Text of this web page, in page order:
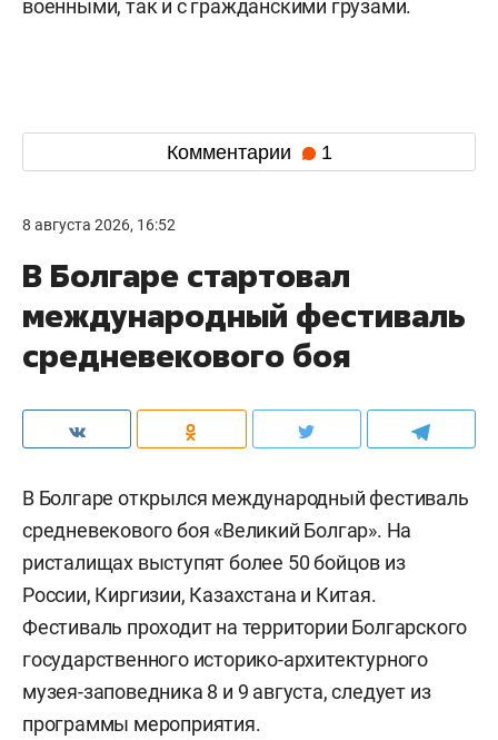
военными, так и с гражданскими грузами.
Комментарии 1
8 августа 2026, 16:52
В Болгаре стартовал
международный фестиваль
средневекового боя
В Болгаре открылся международный фестиваль
средневекового боя «Великий Болгар». На
ристалищах выступят более 50 бойцов из
России, Киргизии, Казахстана и Китая.
Фестиваль проходит на территории Болгарского
государственного историко-архитектурного
музея-заповедника 8 и 9 августа, следует из
программы мероприятия.